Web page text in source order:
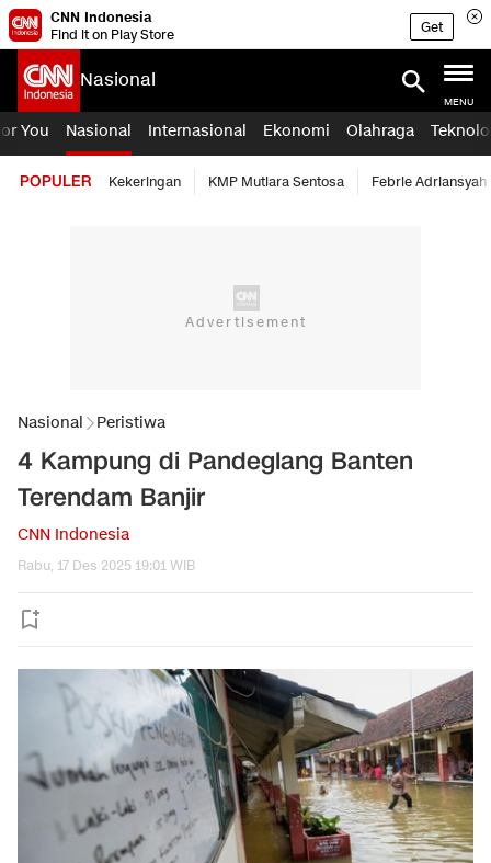
CNN Indonesia
Find it on Play Store
Get
Nasional
MENU
You Nasional Internasional Ekonomi Olahraga
POPULER Kekeringan KMP Mutiara Sentosa Febrie Adriansyah
Nasional Peristiwa
4 Kampung di Pandeglang Banten
Terendam Banjir
CNN Indonesia
Rabu, 17 Des 2025 19:01 WIB